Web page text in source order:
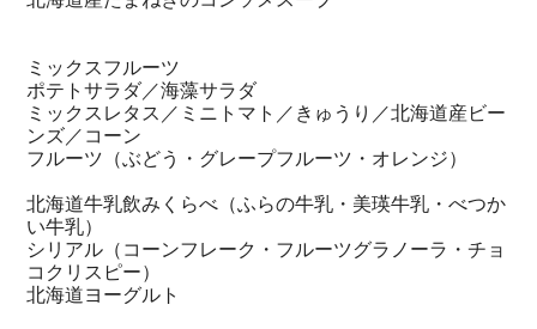
ミックスフルーツ
ポテトサラダ／海藻サラダ
ミックスレタス／ミニトマト／きゅうり／北海道産ビー
ンズ／コーン
フルーツ（ぶどう・グレープフルーツ・オレンジ）
北海道牛乳飲みくらべ（ふらの牛乳・美瑛牛乳・べつか
い牛乳）
シリアル（コーンフレーク・フルーツグラノーラ・チョ
コクリスピー）
北海道ヨーグルト